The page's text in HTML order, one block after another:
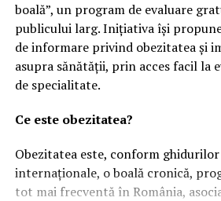
boală”, un program de evaluare
publicului larg. Inițiativa își
de informare privind obezitatea și
asupra sănătății, prin acces facil la
de specialitate.
Ce este obezitatea?
Obezitatea este, conform
internaționale, o boală cronică,
tot mai frecventă în România,